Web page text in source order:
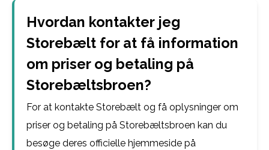
Hvordan kontakter jeg
Storebælt for at få information
om priser og betaling på
Storebæltsbroen?
For at kontakte Storebælt og få oplysninger om
priser og betaling på Storebæltsbroen kan du
besøge deres officielle hjemmeside på